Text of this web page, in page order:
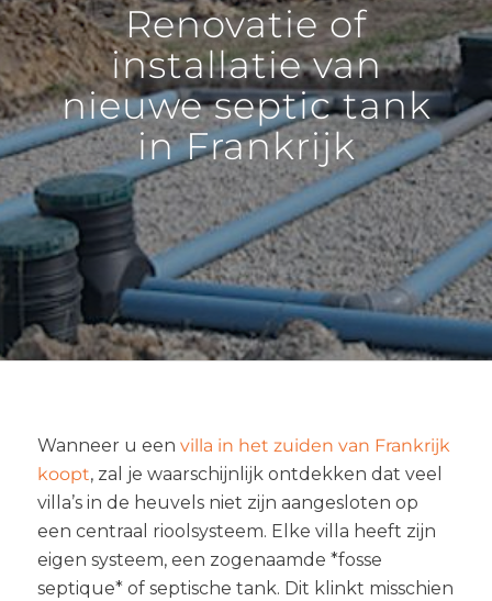
Renovatie of
installatie van
nieuwe septic tank
in Frankrijk
Wanneer u een villa in het zuiden van Frankrijk
koopt, zal je waarschijnlijk ontdekken dat veel
villa’s in de heuvels niet zijn aangesloten op
een centraal rioolsysteem. Elke villa heeft zijn
eigen systeem, een zogenaamde *fosse
septique* of septische tank. Dit klinkt misschien